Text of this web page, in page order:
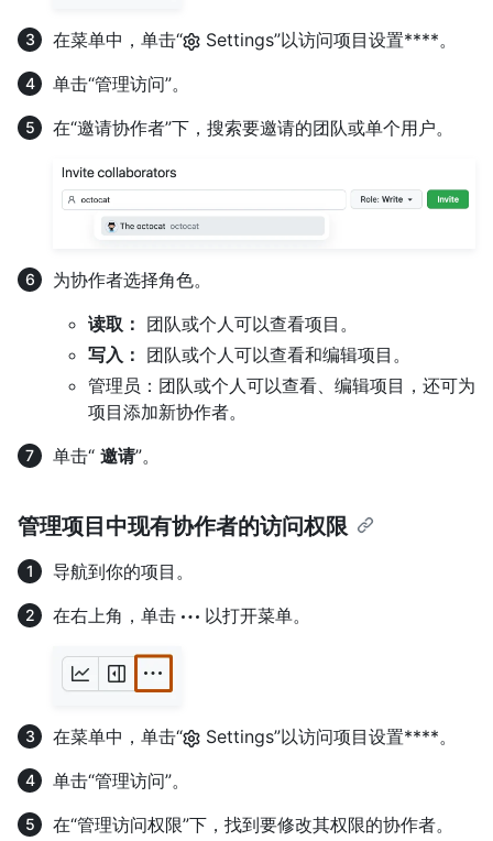
在菜单中，单击“
Settings”以访问项目设置****。
单击“管理访问”。
在“邀请协作者”下，搜索要邀请的团队或单个用户。
为协作者选择角色。
读取： 团队或个人可以查看项目。
写入： 团队或个人可以查看和编辑项目。
管理员：团队或个人可以查看、编辑项目，还可为
项目添加新协作者。
单击“ 邀请”。
管理项目中现有协作者的访问权限
导航到你的项目。
在右上角，单击
以打开菜单。
在菜单中，单击“
Settings”以访问项目设置****。
单击“管理访问”。
在“管理访问权限”下，找到要修改其权限的协作者。